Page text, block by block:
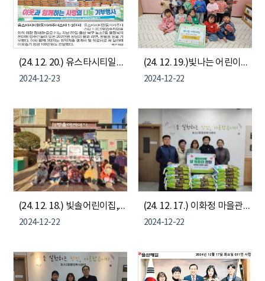
(24. 12. 20.) 유스타시티일동미라주더스타 1, 3단지 이웃돕기 성품, 성금 기부
2024-12-23
(24. 12. 19.)빛나는 어린이집, 바자회 수익금 20여 만원 이웃돕기 성금 기부
2024-12-22
(24. 12. 18.) 빛솔어린이집, 친환경간식꾸러미 40세트(150만원 상당) 기부
2024-12-22
(24. 12. 17.) 이화정 마을관리 사회적협동조합, 백미 10kg 15포(50만원 상당) 기부
2024-12-22